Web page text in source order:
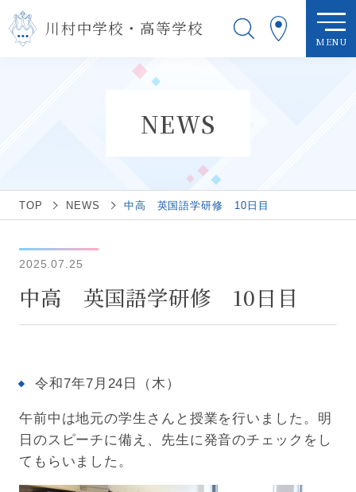
川村中学校・高等学校
MENU
NEWS
TOP NEWS 中高 英国語学研修 10日目
2025.07.25
中高 英国語学研修 10日目
令和7年7月24日（木）
午前中は地元の学生さんと授業を行いました。明
日のスピーチに備え、先生に発音のチェックをし
てもらいました。